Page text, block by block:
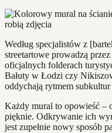
Według specjalistów z
streetartowe prowadzą
oficjalnych folderach
Bałuty w Łodzi czy
oddychają rytmem subkultur
Każdy mural to opowieść –
pięknie. Odkrywanie ich
jest zupełnie nowy sposób